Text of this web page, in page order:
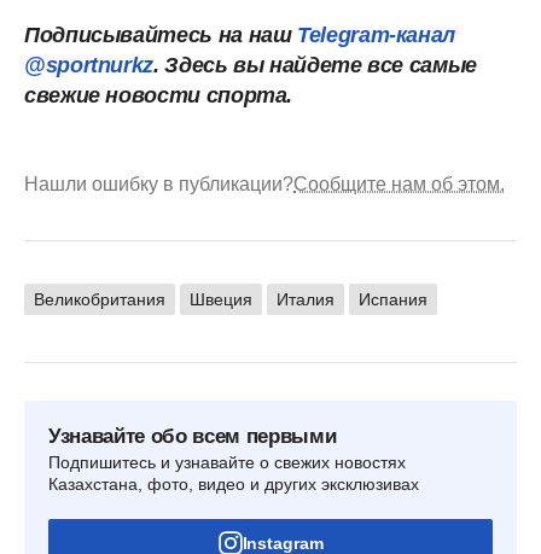
Подписывайтесь на наш Telegram-канал
@sportnurkz. Здесь вы найдете все самые
свежие новости спорта.
Нашли ошибку в публикации?Сообщите нам об этом.
Великобритания Швеция Италия Испания
Узнавайте обо всем первыми
Подпишитесь и узнавайте о свежих новостях
Казахстана, фото, видео и других эксклюзивах
Instagram